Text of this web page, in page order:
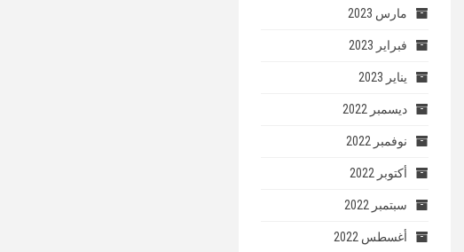
مارس 2023
فبراير 2023
يناير 2023
ديسمبر 2022
نوفمبر 2022
أكتوبر 2022
سبتمبر 2022
أغسطس 2022